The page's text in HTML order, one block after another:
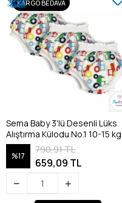
KARGO BEDAVA
Sema Baby 3'lü Desenli Lüks
Alıştırma Külodu No.1 10-15 kg -
Cars
%17
790,91 TL
659,09 TL